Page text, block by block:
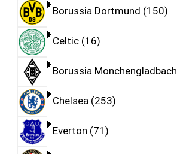
Borussia Dortmund 150
Celtic 16
Borussia Monchengladbach
Chelsea 253
Everton 71